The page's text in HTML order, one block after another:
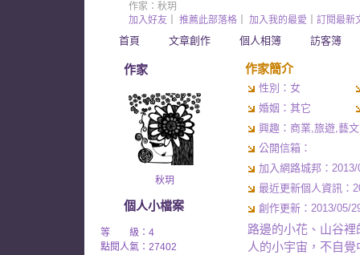
首頁 文章創作 個人相簿 訪客簿
加入好友 推薦此部落格 加入我的最愛 訂閱最新
作家：秋玥
作家
秋玥
個人小檔案
等 級：4
點閱人氣：27402
作家簡介
性別：女
婚姻：其它
興趣：商業,旅遊,藝
公開信箱：
加入網路城邦：
最近更新個人資訊：
創作更新：2013/05/
路邊的小花、山谷
人的小宇宙，不自